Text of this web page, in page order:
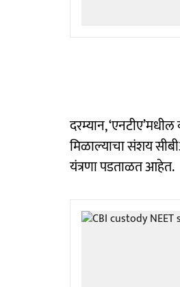
दरम्यान,
मिळाल्याचा संशय
यंत्रणा पडताळत आहेत.